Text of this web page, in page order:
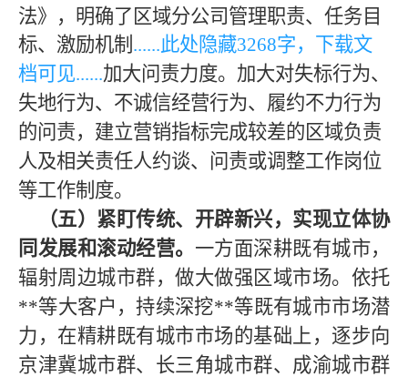
法》，明确了区域分公司管理职责、任务目
标、激励机制 ......此处隐藏3268字，下载文
档可见......加大问责力度。加大对失标行为、
失地行为、不诚信经营行为、履约不力行为
的问责，建立营销指标完成较差的区域负责
人及相关责任人约谈、问责或调整工作岗位
等工作制度。
（五）紧盯传统、开辟新兴，实现立体协
同发展和滚动经营。 一方面深耕既有城市，
辐射周边城市群，做大做强区域市场。依托
**等大客户，持续深挖**等既有城市市场潜
力，在精耕既有城市市场的基础上，逐步向
京津冀城市群、长三角城市群、成渝城市群